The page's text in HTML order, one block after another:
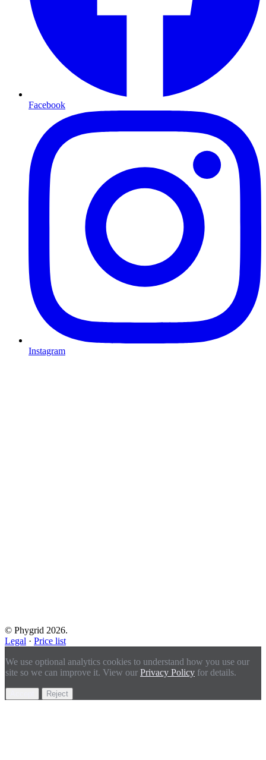
Facebook
Instagram
© Phygrid 2026.
Legal · Price list
We use optional analytics cookies to understand how you use our
site so we can improve it. View our Privacy Policy for details.
Reject